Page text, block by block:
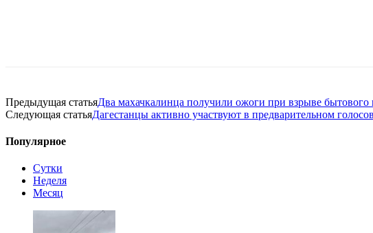
Предыдущая статьяДва махачкалинца получили ожоги при взрыве бытового
Следующая статьяДагестанцы активно участвуют в предварительном
Популярное
Сутки
Неделя
Месяц